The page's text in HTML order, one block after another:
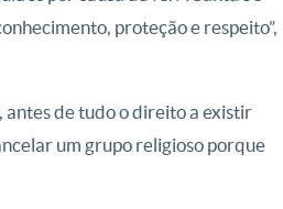
proteção e respeito”,
antes de tudo o direito a existir
um grupo religioso porque